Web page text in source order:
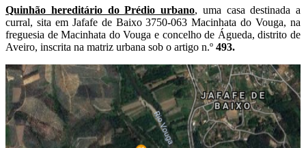
Quinhão hereditário do Prédio urbano, uma casa destinada a
curral, sita em Jafafe de Baixo 3750-063 Macinhata do Vouga, na
freguesia de Macinhata do Vouga e concelho de Águeda, distrito de
Aveiro, inscrita na matriz urbana sob o artigo n.º 493.